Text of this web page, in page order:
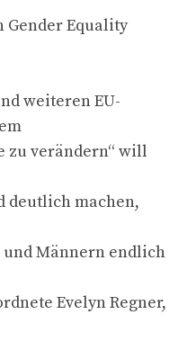
Gender Equality
weiteren EU-
zu verändern“ will
deutlich machen,
Männern endlich
Evelyn Regner,